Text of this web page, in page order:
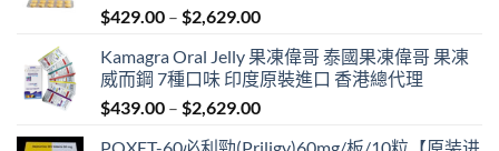
$429.00 – $2,629.00Price
$429.00
through
$2,629.00
Kamagra Oral Jelly 果凍偉哥 泰國果凍偉哥 果凍
威而鋼 7種口味 印度原裝進口 香港總代理
$439.00 – $2,629.00Price